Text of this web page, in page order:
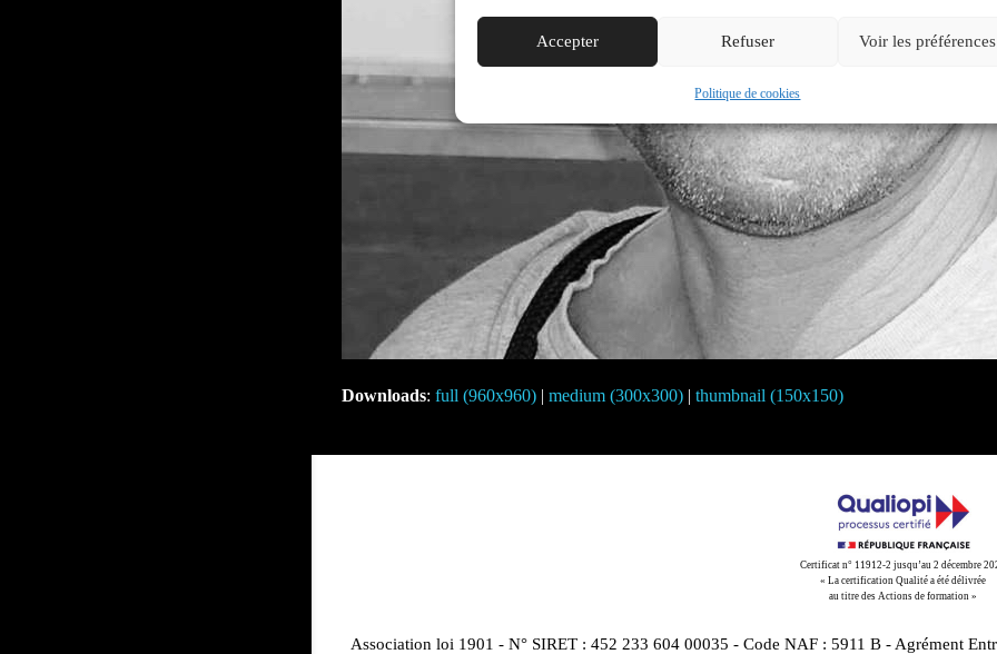
Accepter Refuser Voir les préférences
Politique de cookies
Downloads: full (960x960)| medium (300x300)| thumbnail (150x150)
Certificat n° 11912-2 jusqu’au 2 décembre
« La certification Qualité a été délivrée
au titre des Actions de formation »
Association loi 1901 - N° SIRET : 452 233 604 00035 - Code NAF : 5911 B - Agrément